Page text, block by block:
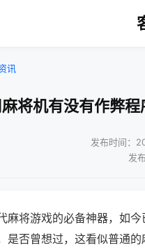
讯
将机有没有作弊
发布时间：
发
麻将游戏的必备神器，如
是否曾想过，这看似普通